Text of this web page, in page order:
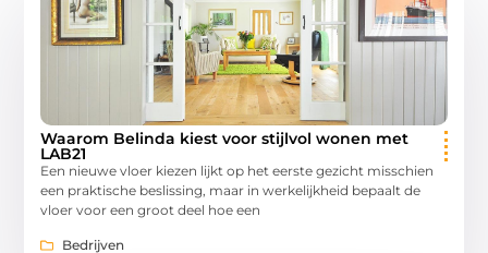
Waarom Belinda kiest voor stijlvol wonen met
LAB21
Een nieuwe vloer kiezen lijkt op het eerste gezicht misschien
een praktische beslissing, maar in werkelijkheid bepaalt de
vloer voor een groot deel hoe een
Bedrijven